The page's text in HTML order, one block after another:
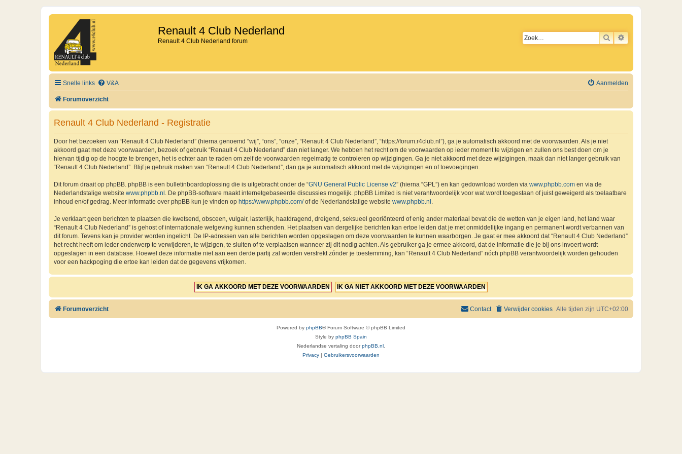
Renault 4 Club Nederland
Renault 4 Club Nederland forum ZOEKUITGEBREID
Snelle links V&A Aanmelden
Forumoverzicht
Renault 4 Club Nederland - Registratie
Door het bezoeken van “Renault 4 Club Nederland” (hierna genoemd “wij”, “ons”, “onze”, “Renault 4 Club Nederland”, “https://forum.r4club.nl”), ga je automatisch akkoord met de voorwaarden. Als je niet
akkoord gaat met deze voorwaarden, bezoek of gebruik “Renault 4 Club Nederland” dan niet langer. We hebben het recht om de voorwaarden op ieder moment te wijzigen en zullen ons best doen om je
hiervan tijdig op de hoogte te brengen, het is echter aan te raden om zelf de voorwaarden regelmatig te controleren op wijzigingen. Ga je niet akkoord met deze wijzigingen, maak dan niet langer gebruik van
“Renault 4 Club Nederland”. Blijf je gebruik maken van “Renault 4 Club Nederland”, dan ga je automatisch akkoord met de wijzigingen en of toevoegingen.
Dit forum draait op phpBB. phpBB is een bulletinboardoplossing die is uitgebracht onder de “GNU General Public License v2” (hierna “GPL”) en kan gedownload worden via www.phpbb.com en via de
Nederlandstalige website www.phpbb.nl . De phpBB-software maakt internetgebaseerde discussies mogelijk. phpBB Limited is niet verantwoordelijk voor wat wordt toegestaan of juist geweigerd als toelaatbare
inhoud en/of gedrag. Meer informatie over phpBB kun je vinden op https://www.phpbb.com/of de Nederlandstalige website www.phpbb.nl .
Je verklaart geen berichten te plaatsen die kwetsend, obsceen, vulgair, lasterlijk, haatdragend, dreigend, seksueel georiënteerd of enig ander materiaal bevat die de wetten van je eigen land, het land waar
“Renault 4 Club Nederland” is gehost of internationale wetgeving kunnen schenden. Het plaatsen van dergelijke berichten kan ertoe leiden dat je met onmiddellijke ingang en permanent wordt verbannen van
dit forum. Tevens kan je provider worden ingelicht. De IP-adressen van alle berichten worden opgeslagen om deze voorwaarden te kunnen waarborgen. Je gaat er mee akkoord dat “Renault 4 Club Nederland”
het recht heeft om ieder onderwerp te verwijderen, te wijzigen, te sluiten of te verplaatsen wanneer zij dit nodig achten. Als gebruiker ga je ermee akkoord, dat de informatie die je bij ons invoert wordt
opgeslagen in een database. Hoewel deze informatie niet aan een derde partij zal worden verstrekt zónder je toestemming, kan “Renault 4 Club Nederland” nóch phpBB verantwoordelijk worden gehouden
voor een hackpoging die ertoe kan leiden dat de gegevens vrijkomen.
Forumoverzicht Alle tijden zijn UTC+02:00
Verwijder cookies
Contact
Powered by phpBB® Forum Software © phpBB Limited
Style by phpBB Spain
Nederlandse vertaling doorphpBB.nl .
Privacy
Gebruikersvoorwaarden